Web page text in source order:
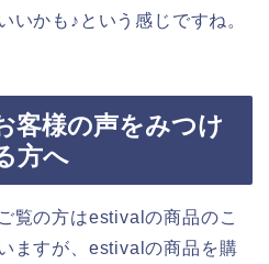
いかも♪という感じですね。
客様の声をみつけ
方へ
覧の方はestivalの商品のこ
ますが、estivalの商品を購